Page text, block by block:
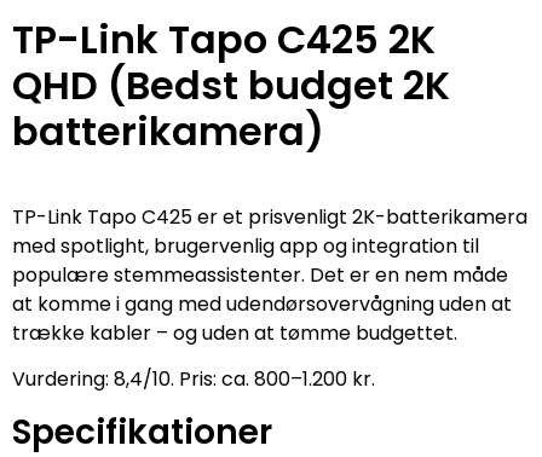
TP-Link Tapo C425 2K
QHD (Bedst budget 2K
batterikamera)
TP-Link Tapo C425 er et prisvenligt 2K-batterikamera
med spotlight, brugervenlig app og integration til
populære stemmeassistenter. Det er en nem måde
at komme i gang med udendørsovervågning uden at
trække kabler – og uden at tømme budgettet.
Vurdering: 8,4/10. Pris: ca. 800–1.200 kr.
Specifikationer